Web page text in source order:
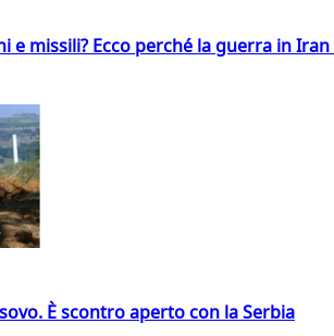
e missili? Ecco perché la guerra in
È scontro aperto con la Serbia